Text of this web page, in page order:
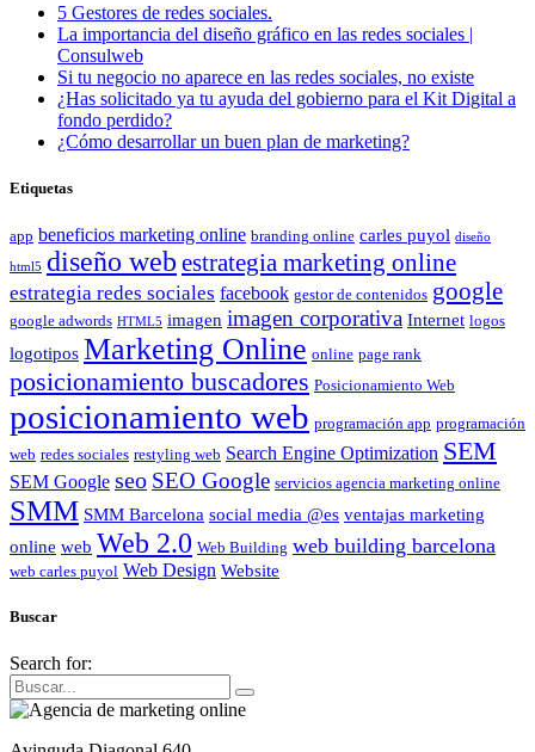
5 Gestores de redes sociales.
La importancia del diseño gráfico en las redes sociales |
Consulweb
Si tu negocio no aparece en las redes sociales, no existe
¿Has solicitado ya tu ayuda del gobierno para el Kit Digital a
fondo perdido?
¿Cómo desarrollar un buen plan de marketing?
Etiquetas
app beneficios marketing online branding online carles puyol diseño
html5 diseño web estrategia marketing online
estrategia redes sociales facebook gestor de contenidos google
google adwords HTML5 imagen imagen corporativa Internet logos
logotipos Marketing Online online page rank
posicionamiento buscadores Posicionamiento Web
posicionamiento web programación app programación
web redes sociales restyling web Search Engine Optimization SEM
SEM Google seo SEO Google servicios agencia marketing online
SMM SMM Barcelona social media @es ventajas marketing
online web Web 2.0 Web Building web building barcelona
web carles puyol Web Design Website
Buscar
Search for: